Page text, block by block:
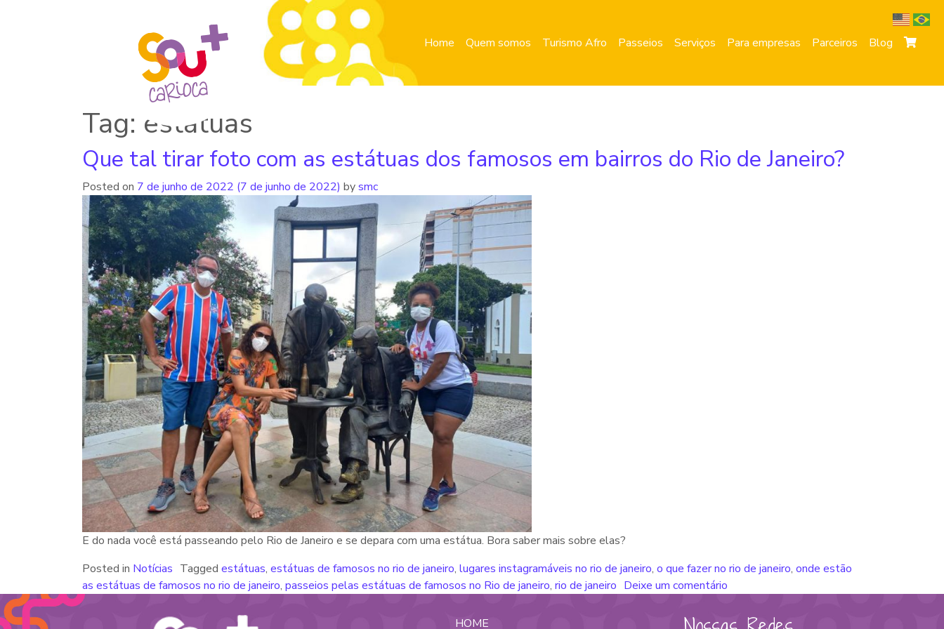
Home Quem somos Turismo Afro Passeios Serviços Para empresas Parceiros Blog
Tag: estátuas
Que tal tirar foto com as estátuas dos famosos em bairros do Rio de Janeiro?
Posted on 7 de junho de 2022 (7 de junho de 2022) bysmc
E do nada você está passeando pelo Rio de Janeiro e se depara com uma estátua. Bora saber mais sobre elas?
Posted in Notícias Tagged estátuas, estátuas de famosos no rio de janeiro, lugares instagramáveis no rio de janeiro, o que fazer no rio de janeiro, onde estão
as estátuas de famosos no rio de janeiro, passeios pelas estátuas de famosos no Rio de janeiro, rio de janeiro Deixe um comentário
HOME